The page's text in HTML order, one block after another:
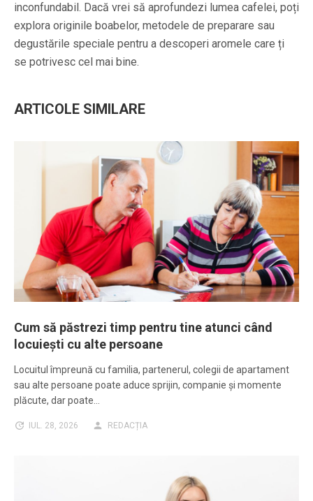
inconfundabil. Dacă vrei să aprofundezi lumea cafelei, poți
explora originile boabelor, metodele de preparare sau
degustările speciale pentru a descoperi aromele care ți
se potrivesc cel mai bine.
ARTICOLE SIMILARE
Cum să păstrezi timp pentru tine atunci când
locuiești cu alte persoane
Locuitul împreună cu familia, partenerul, colegii de apartament
sau alte persoane poate aduce sprijin, companie și momente
plăcute, dar poate…
IUL. 28, 2026 REDACȚIA